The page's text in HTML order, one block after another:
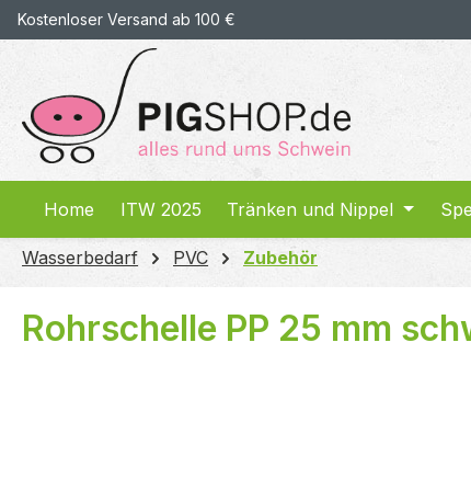
Zur Hauptnavigation springen
Kostenloser Versand ab 100 €
Home ITW 2025 Tränken und Nippel
Wasserbedarf PVC Zubehör
Rohrschelle PP 25 mm